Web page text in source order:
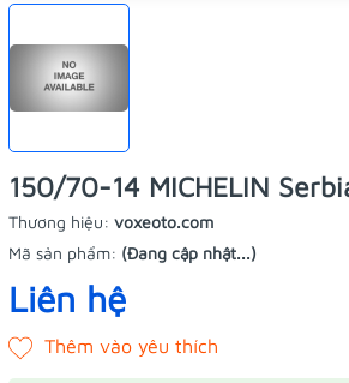
150/70-14 MICHELIN
Thương hiệu: voxeoto.com
Mã sản phẩm: (Đang cập nhật...)
Liên hệ